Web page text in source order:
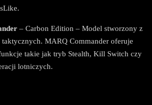
– Carbon Edition – Model stworzony z
MARQ Commander oferuje
takie jak tryb Stealth, Kill Switch czy
lotniczych.